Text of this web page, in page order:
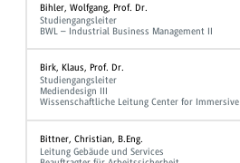
Bihler, Wolfgang, Prof. Dr.
Studiengangsleiter
BWL – Industrial Business Management II
Birk, Klaus, Prof. Dr.
Studiengangsleiter
Mediendesign III
Wissenschaftliche Leitung Center for Immersive
Bittner, Christian, B.Eng.
Leitung Gebäude und Services